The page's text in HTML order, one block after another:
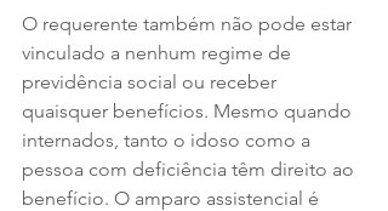
O requerente também não pode estar
vinculado a nenhum regime de
previdência social ou receber
quaisquer benefícios. Mesmo quando
internados, tanto o idoso como a
pessoa com deficiência têm direito ao
benefício. O amparo assistencial é